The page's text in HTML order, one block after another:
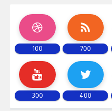
100 700
300 400